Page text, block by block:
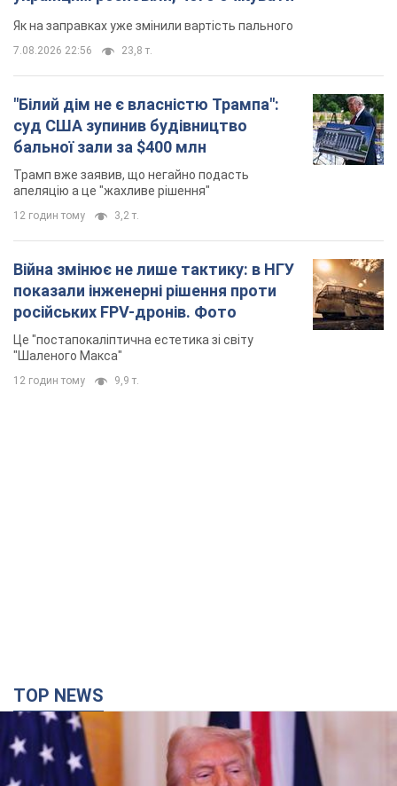
Як на заправках уже змінили вартість пального
7.08.2026 22:56 23,8 т.
"Білий дім не є власністю Трампа":
суд США зупинив будівництво
бальної зали за $400 млн
Трамп вже заявив, що негайно подасть
апеляцію а це "жахливе рішення"
12 годин тому 3,2 т.
Війна змінює не лише тактику: в НГУ
показали інженерні рішення проти
російських FPV-дронів. Фото
Це "постапокаліптична естетика зі світу
"Шаленого Макса"
12 годин тому 9,9 т.
TOP NEWS